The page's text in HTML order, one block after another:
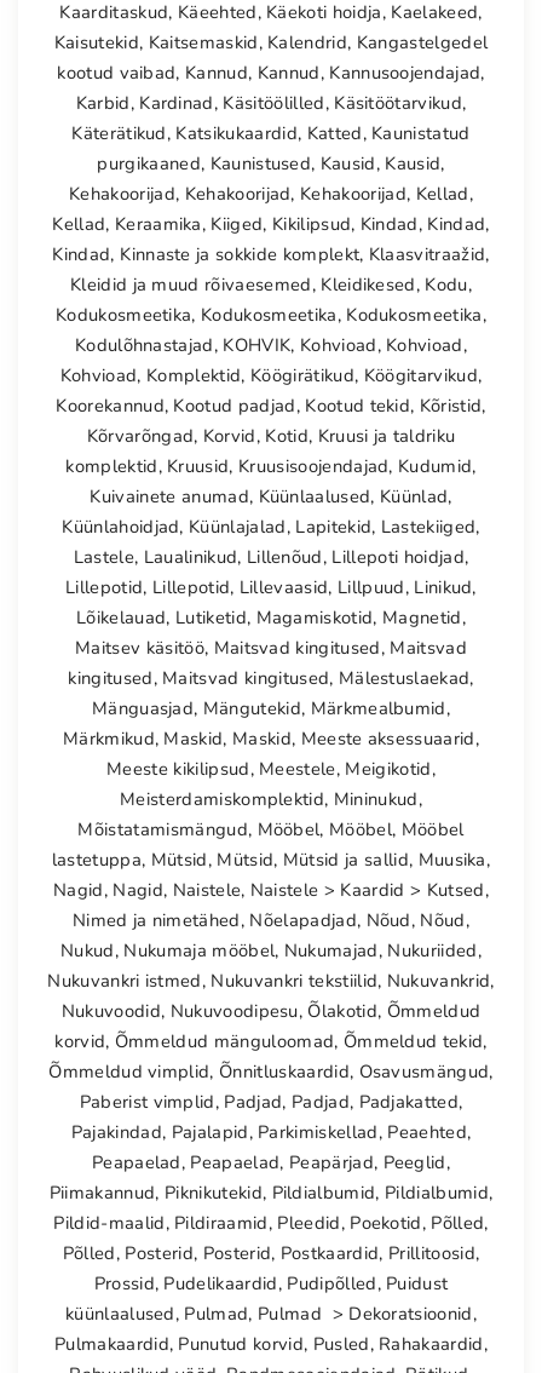
Kaarditaskud, Käeehted, Käekoti hoidja, Kaelakeed,
Kaisutekid, Kaitsemaskid, Kalendrid, Kangastelgedel
kootud vaibad, Kannud, Kannud, Kannusoojendajad,
Karbid, Kardinad, Käsitöölilled, Käsitöötarvikud,
Käterätikud, Katsikukaardid, Katted, Kaunistatud
purgikaaned, Kaunistused, Kausid, Kausid,
Kehakoorijad, Kehakoorijad, Kehakoorijad, Kellad,
Kellad, Keraamika, Kiiged, Kikilipsud, Kindad, Kindad,
Kindad, Kinnaste ja sokkide komplekt, Klaasvitraažid,
Kleidid ja muud rõivaesemed, Kleidikesed, Kodu,
Kodukosmeetika, Kodukosmeetika, Kodukosmeetika,
Kodulõhnastajad, KOHVIK, Kohvioad, Kohvioad,
Kohvioad, Komplektid, Köögirätikud, Köögitarvikud,
Koorekannud, Kootud padjad, Kootud tekid, Kõristid,
Kõrvarõngad, Korvid, Kotid, Kruusi ja taldriku
komplektid, Kruusid, Kruusisoojendajad, Kudumid,
Kuivainete anumad, Küünlaalused, Küünlad,
Küünlahoidjad, Küünlajalad, Lapitekid, Lastekiiged,
Lastele, Laualinikud, Lillenõud, Lillepoti hoidjad,
Lillepotid, Lillepotid, Lillevaasid, Lillpuud, Linikud,
Lõikelauad, Lutiketid, Magamiskotid, Magnetid,
Maitsev käsitöö, Maitsvad kingitused, Maitsvad
kingitused, Maitsvad kingitused, Mälestuslaekad,
Mänguasjad, Mängutekid, Märkmealbumid,
Märkmikud, Maskid, Maskid, Meeste aksessuaarid,
Meeste kikilipsud, Meestele, Meigikotid,
Meisterdamiskomplektid, Mininukud,
Mõistatamismängud, Mööbel, Mööbel, Mööbel
lastetuppa, Mütsid, Mütsid, Mütsid ja sallid, Muusika,
Nagid, Nagid, Naistele, Naistele > Kaardid > Kutsed,
Nimed ja nimetähed, Nõelapadjad, Nõud, Nõud,
Nukud, Nukumaja mööbel, Nukumajad, Nukuriided,
Nukuvankri istmed, Nukuvankri tekstiilid, Nukuvankrid,
Nukuvoodid, Nukuvoodipesu, Õlakotid, Õmmeldud
korvid, Õmmeldud mänguloomad, Õmmeldud tekid,
Õmmeldud vimplid, Õnnitluskaardid, Osavusmängud,
Paberist vimplid, Padjad, Padjad, Padjakatted,
Pajakindad, Pajalapid, Parkimiskellad, Peaehted,
Peapaelad, Peapaelad, Peapärjad, Peeglid,
Piimakannud, Piknikutekid, Pildialbumid, Pildialbumid,
Pildid-maalid, Pildiraamid, Pleedid, Poekotid, Põlled,
Põlled, Posterid, Posterid, Postkaardid, Prillitoosid,
Prossid, Pudelikaardid, Pudipõlled, Puidust
küünlaalused, Pulmad, Pulmad > Dekoratsioonid,
Pulmakaardid, Punutud korvid, Pusled, Rahakaardid,